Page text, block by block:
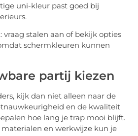
uni-kleur past goed bij
vraag stalen aan of bekijk opties
schermkleuren kunnen
partij kiezen
kijk dan niet alleen naar de
en de kwaliteit
hoe lang je trap mooi blijft.
materialen en werkwijze kun je